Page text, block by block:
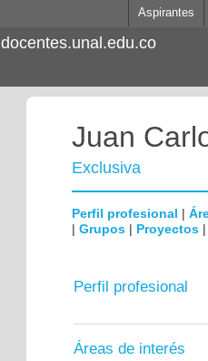
Aspirantes
docentes.unal.edu.co
Juan
Exclusiva
Perfil profesional |
| Grupos | Proyectos
Perfil profesional
Áreas de interés